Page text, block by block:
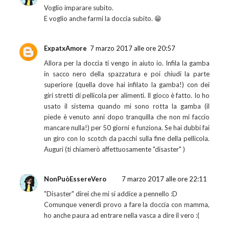
Voglio imparare subito.
E voglio anche farmi la doccia subito. 😁
ExpatxAmore 7 marzo 2017 alle ore 20:57
Allora per la doccia ti vengo in aiuto io. Infila la gamba
in sacco nero della spazzatura e poi chiudi la parte
superiore (quella dove hai infilato la gamba!) con dei
giri stretti di pellicola per alimenti. Il gioco è fatto. Io ho
usato il sistema quando mi sono rotta la gamba (il
piede è venuto anni dopo tranquilla che non mi faccio
mancare nulla!) per 50 giorni e funziona. Se hai dubbi fai
un giro con lo scotch da pacchi sulla fine della pellicola.
Auguri (ti chiamerò affettuosamente "disaster" )
NonPuòEssereVero
7 marzo 2017 alle ore 22:11
"Disaster" direi che mi si addice a pennello :D
Comunque venerdì provo a fare la doccia con mamma,
ho anche paura ad entrare nella vasca a dire il vero :(